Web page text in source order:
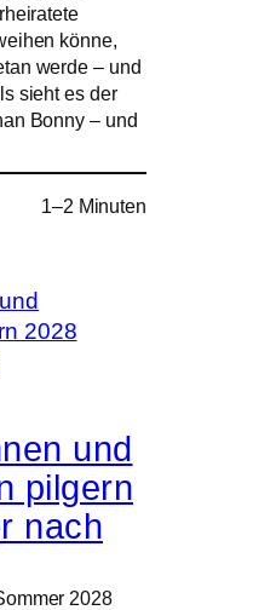
könne,
werde – und
sieht es der
Bonny – und
1–2 Minuten
und
pilgern
nach
2028